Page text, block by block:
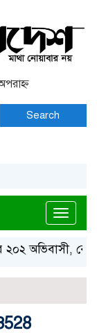
Search
অভিবাসী,